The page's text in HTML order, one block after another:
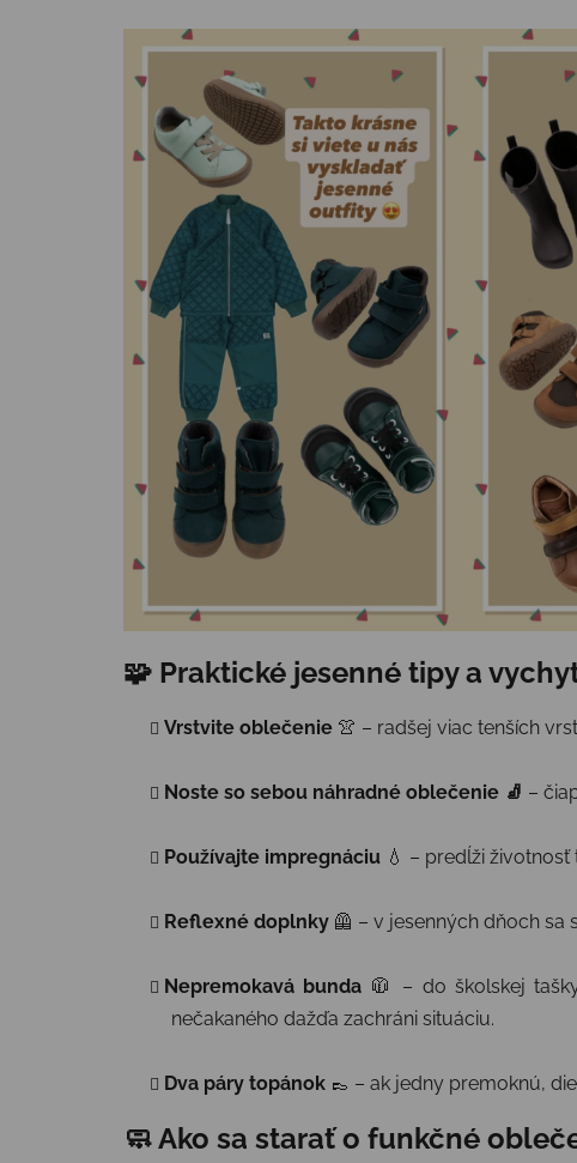
🧩 Praktické jesenné tipy a
Vrstvite oblečenie 👚 – radšej viac tenších
Noste so sebou náhradné oblečenie 🧦 –
Používajte impregnáciu 💧 – predĺži
Reflexné doplnky 🦺 – v jesenných dňoch sa
Nepremokavá bunda 🧥 – do školskej
nečakaného dažďa zachráni situáciu.
Dva páry topánok 👞 – ak jedny premoknú,
🧼 Ako sa starať o funkčné